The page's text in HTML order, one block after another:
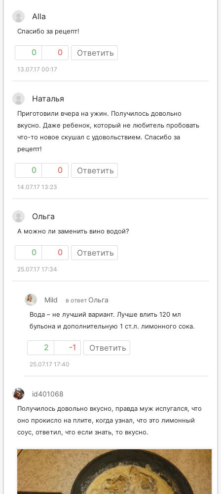
Alla
Спасибо за рецепт!
0 0 Ответить
13.07.17 00:17
Наталья
Приготовили вчера на ужин. Получилось довольно
вкусно. Даже ребенок, который не любитель пробовать
что-то новое скушал с удовольствием. Спасибо за
рецепт!
0 0 Ответить
14.07.17 13:23
Ольга
А можно ли заменить вино водой?
0 0 Ответить
25.07.17 17:34
Mild в ответ Ольга
Вода – не лучший вариант. Лучше влить 120 мл
бульона и дополнительную 1 ст.л. лимонного сока.
2 -1 Ответить
25.07.17 17:40
id401068
Получилось довольно вкусно, правда муж испугался, что
оно прокисло на плите, когда узнал, что это лимонный
соус, ответил, что если знать, то вкусно.